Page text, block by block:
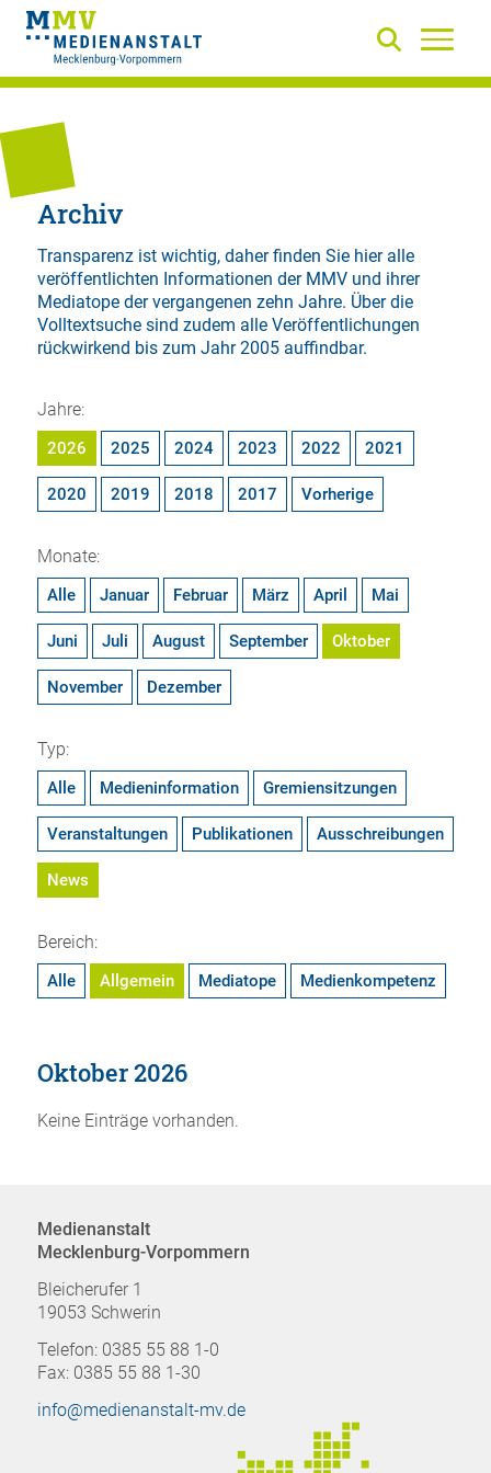
Archiv
Transparenz ist wichtig, daher finden Sie hier alle
veröffentlichten Informationen der MMV und ihrer
Mediatope der vergangenen zehn Jahre. Über die
Volltextsuchesind zudem alle Veröffentlichungen
rückwirkend bis zum Jahr 2005 auffindbar.
Jahre:
2026 2025 2024 2023 2022 2021
2020 2019 2018 2017 Vorherige
Monate:
Alle Januar Februar März April Mai
Juni Juli August September Oktober
November Dezember
Typ:
Alle Medieninformation Gremiensitzungen
Veranstaltungen Publikationen Ausschreibungen
News
Bereich:
Alle Allgemein Mediatope Medienkompetenz
Oktober 2026
Keine Einträge vorhanden.
Medienanstalt
Mecklenburg-Vorpommern
Bleicherufer 1
19053 Schwerin
Telefon: 0385 55 88 1-0
Fax: 0385 55 88 1-30
info@medienanstalt-mv.de